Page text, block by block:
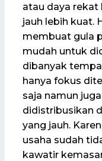
atau daya rekat
jauh lebih kuat.
membuat gula
mudah untuk
dibanyak
hanya fokus
saja namun
didistribusikan
yang jauh.
usaha sudah
kawatir